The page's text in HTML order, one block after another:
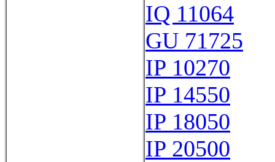
IQ 11064
GU 71725
IP 10270
IP 14550
IP 18050
IP 20500